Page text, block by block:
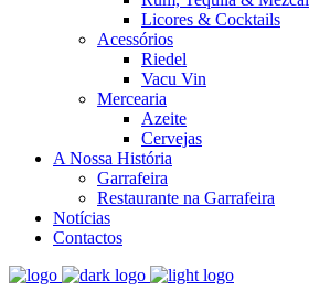
Licores & Cocktails
Acessórios
Riedel
Vacu Vin
Mercearia
Azeite
Cervejas
A Nossa História
Garrafeira
Restaurante na Garrafeira
Notícias
Contactos